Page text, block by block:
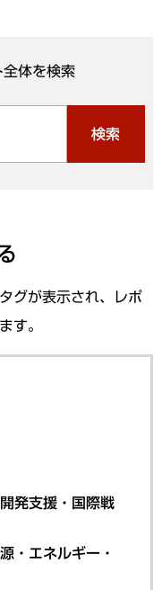
全体を検索
検索
グが表示され、レポ
す。
発支援・国際戦
・エネルギー・